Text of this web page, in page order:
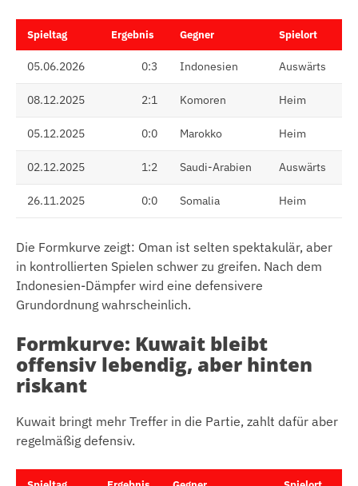
Spieltag Ergebnis Gegner Spielort
05.06.2026 0:3 Indonesien Auswärts
08.12.2025 2:1 Komoren Heim
05.12.2025 0:0 Marokko Heim
02.12.2025 1:2 Saudi-Arabien Auswärts
26.11.2025 0:0 Somalia Heim
Die Formkurve zeigt: Oman ist selten spektakulär, aber
in kontrollierten Spielen schwer zu greifen. Nach dem
Indonesien-Dämpfer wird eine defensivere
Grundordnung wahrscheinlich.
Formkurve: Kuwait bleibt
offensiv lebendig, aber hinten
riskant
Kuwait bringt mehr Treffer in die Partie, zahlt dafür aber
regelmäßig defensiv.